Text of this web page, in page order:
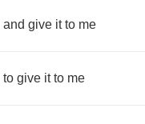
and give it to me
to give it to me